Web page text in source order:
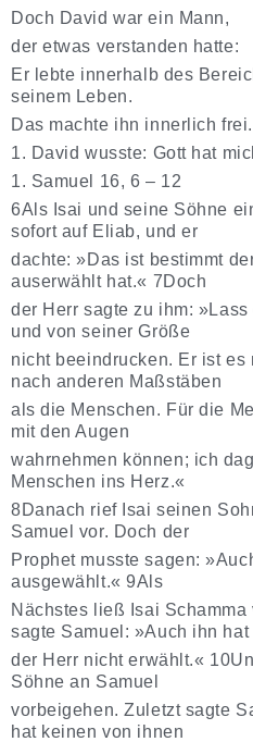
Doch David war ein Mann,
der etwas verstanden hatte:
Er lebte innerhalb des
seinem Leben.
Das machte ihn innerlich frei.
1. David wusste: Gott hat
1. Samuel 16, 6 – 12
6Als Isai und seine Söhne
sofort auf Eliab, und er
dachte: »Das ist bestimmt
auserwählt hat.« 7Doch
der Herr sagte zu ihm:
und von seiner Größe
nicht beeindrucken. Er ist
nach anderen Maßstäben
als die Menschen. Für die
mit den Augen
wahrnehmen können; ich
Menschen ins Herz.«
8Danach rief Isai seinen
Samuel vor. Doch der
Prophet musste sagen:
ausgewählt.« 9Als
Nächstes ließ Isai
sagte Samuel: »Auch ihn hat
der Herr nicht erwählt.«
Söhne an Samuel
vorbeigehen. Zuletzt sagte
hat keinen von ihnen